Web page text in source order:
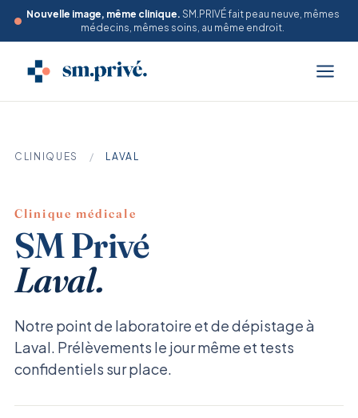
Nouvelle image, même clinique. SM.PRIVÉ fait peau neuve, mêmes
médecins, mêmes soins, au même endroit.
CLINIQUES / LAVAL
Clinique médicale
SM Privé
Laval.
Notre point de laboratoire et de dépistage à
Laval. Prélèvements le jour même et tests
confidentiels sur place.